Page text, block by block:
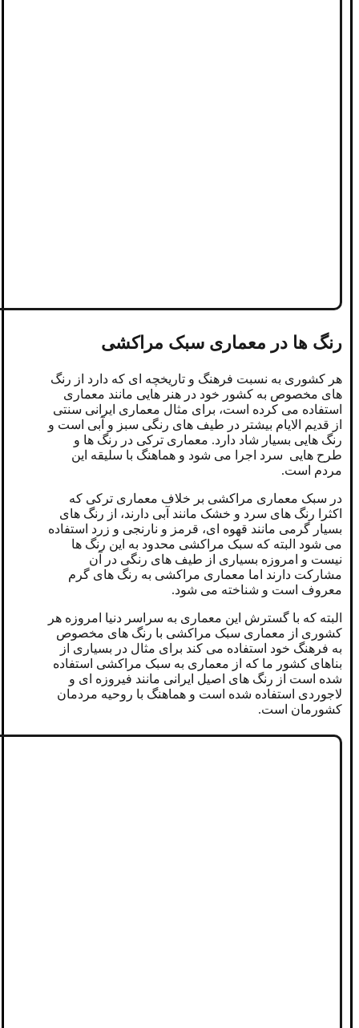
رنگ ها در معماری سبک مراکشی
هر کشوری به نسبت فرهنگ و تاریخچه ای که دارد از رنگ
های مخصوص به کشور خود در هنر هایی مانند معماری
استفاده می کرده است، برای مثال معماری ایرانی سنتی
از قدیم الایام بیشتر در طیف های رنگی سبز و آبی است و
رنگ هایی بسیار شاد دارد. معماری ترکی در رنگ ها و
طرح هایی سرد اجرا می شود و هماهنگ با سلیقه این
مردم است.
در سبک معماری مراکشی بر خلاف معماری ترکی که
اکثرا رنگ های سرد و خشک مانند آبی دارند، از رنگ های
بسیار گرمی مانند قهوه ای، قرمز و نارنجی و زرد استفاده
می شود البته که سبک مراکشی محدود به این رنگ ها
نیست و امروزه بسیاری از طیف های رنگی در آن
مشارکت دارند اما معماری مراکشی به رنگ های گرم
معروف است و شناخته می شود.
البته که با گسترش این معماری به سراسر دنیا امروزه هر
کشوری از معماری سبک مراکشی با رنگ های مخصوص
به فرهنگ خود استفاده می کند برای مثال در بسیاری از
بناهای کشور ما که از معماری به سبک مراکشی استفاده
شده است از رنگ های اصیل ایرانی مانند فیروزه ای و
لاجوردی استفاده شده است و هماهنگ با روحیه مردمان
کشورمان است.